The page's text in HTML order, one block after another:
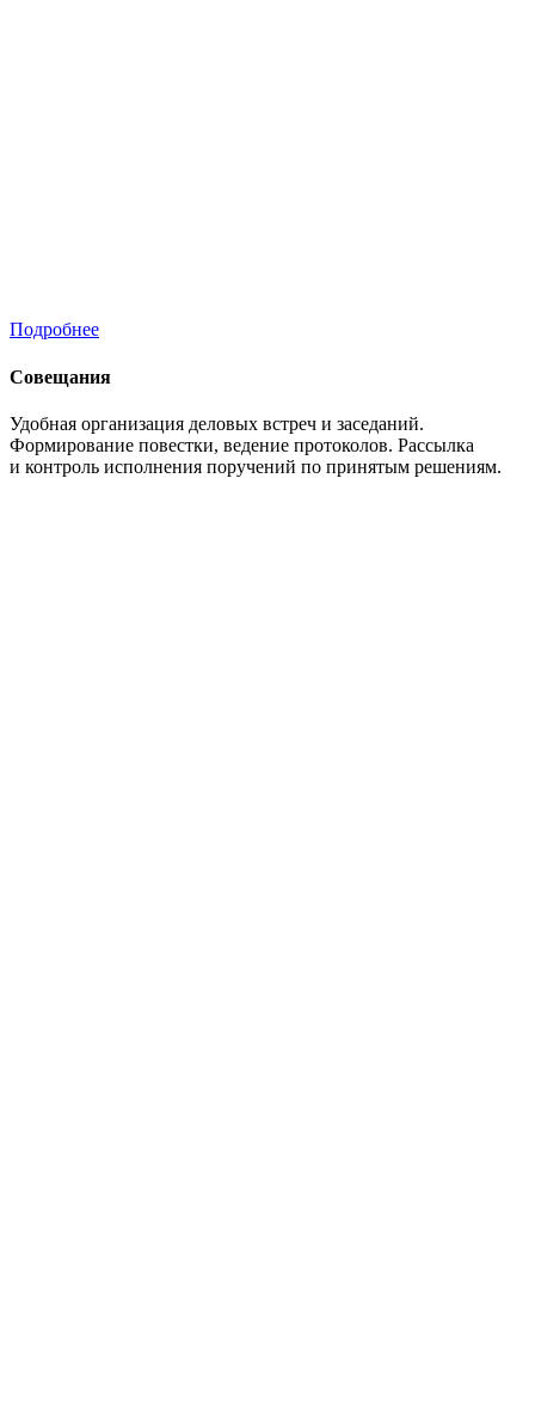
Подробнее
Совещания
Удобная организация деловых встреч и заседаний.
Формирование повестки, ведение протоколов. Рассылка
и контроль исполнения поручений по принятым решениям.